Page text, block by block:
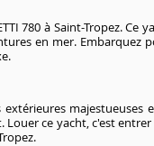
780 à Saint-Tropez. Ce
en mer. Embarquez
extérieures
ce yacht, c'est